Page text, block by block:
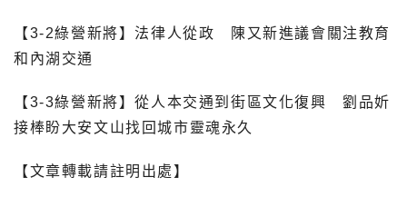
【3-2綠營新將】法律人從政 陳又新進議會關注教育
和內湖交通
【3-3綠營新將】從人本交通到街區文化復興 劉品妡
接棒盼大安文山找回城市靈魂永久
【文章轉載請註明出處】